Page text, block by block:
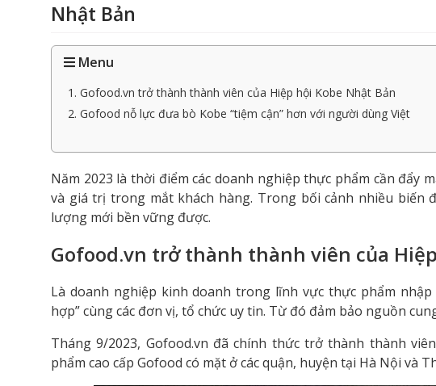
Nhật Bản
Menu
1. Gofood.vn trở thành thành viên của Hiệp hội Kobe Nhật Bản
2. Gofood nỗ lực đưa bò Kobe “tiệm cận” hơn với người dùng Việt
Năm 2023 là thời điểm các doanh nghiệp thực phẩm cần
và giá trị trong mắt khách hàng. Trong bối cảnh nhiều biến
lượng mới bền vững được.
Gofood.vn trở thành thành viên của
Là doanh nghiệp kinh doanh trong lĩnh vực thực phẩm
hợp” cùng các đơn vị, tổ chức uy tin. Từ đó đảm bảo nguồn
Tháng 9/2023, Gofood.vn đã chính thức trở thành thành
phẩm cao cấp Gofood có mặt ở các quận, huyện tại Hà Nội và